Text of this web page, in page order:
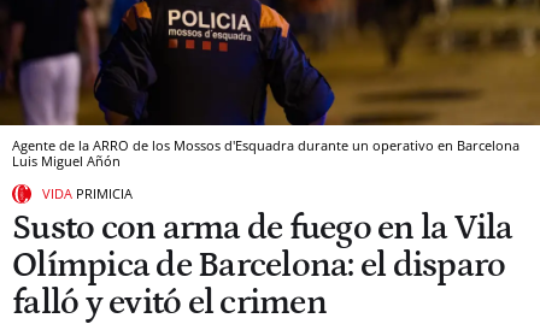
Agente de la ARRO de los Mossos d'Esquadra durante un operativo en Barcelona
Luis Miguel Añón
VIDA PRIMICIA
Susto con arma de fuego en la Vila
Olímpica de Barcelona: el disparo
falló y evitó el crimen